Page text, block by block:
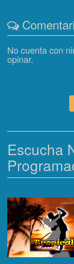
No cuenta con
opinar.
Escucha